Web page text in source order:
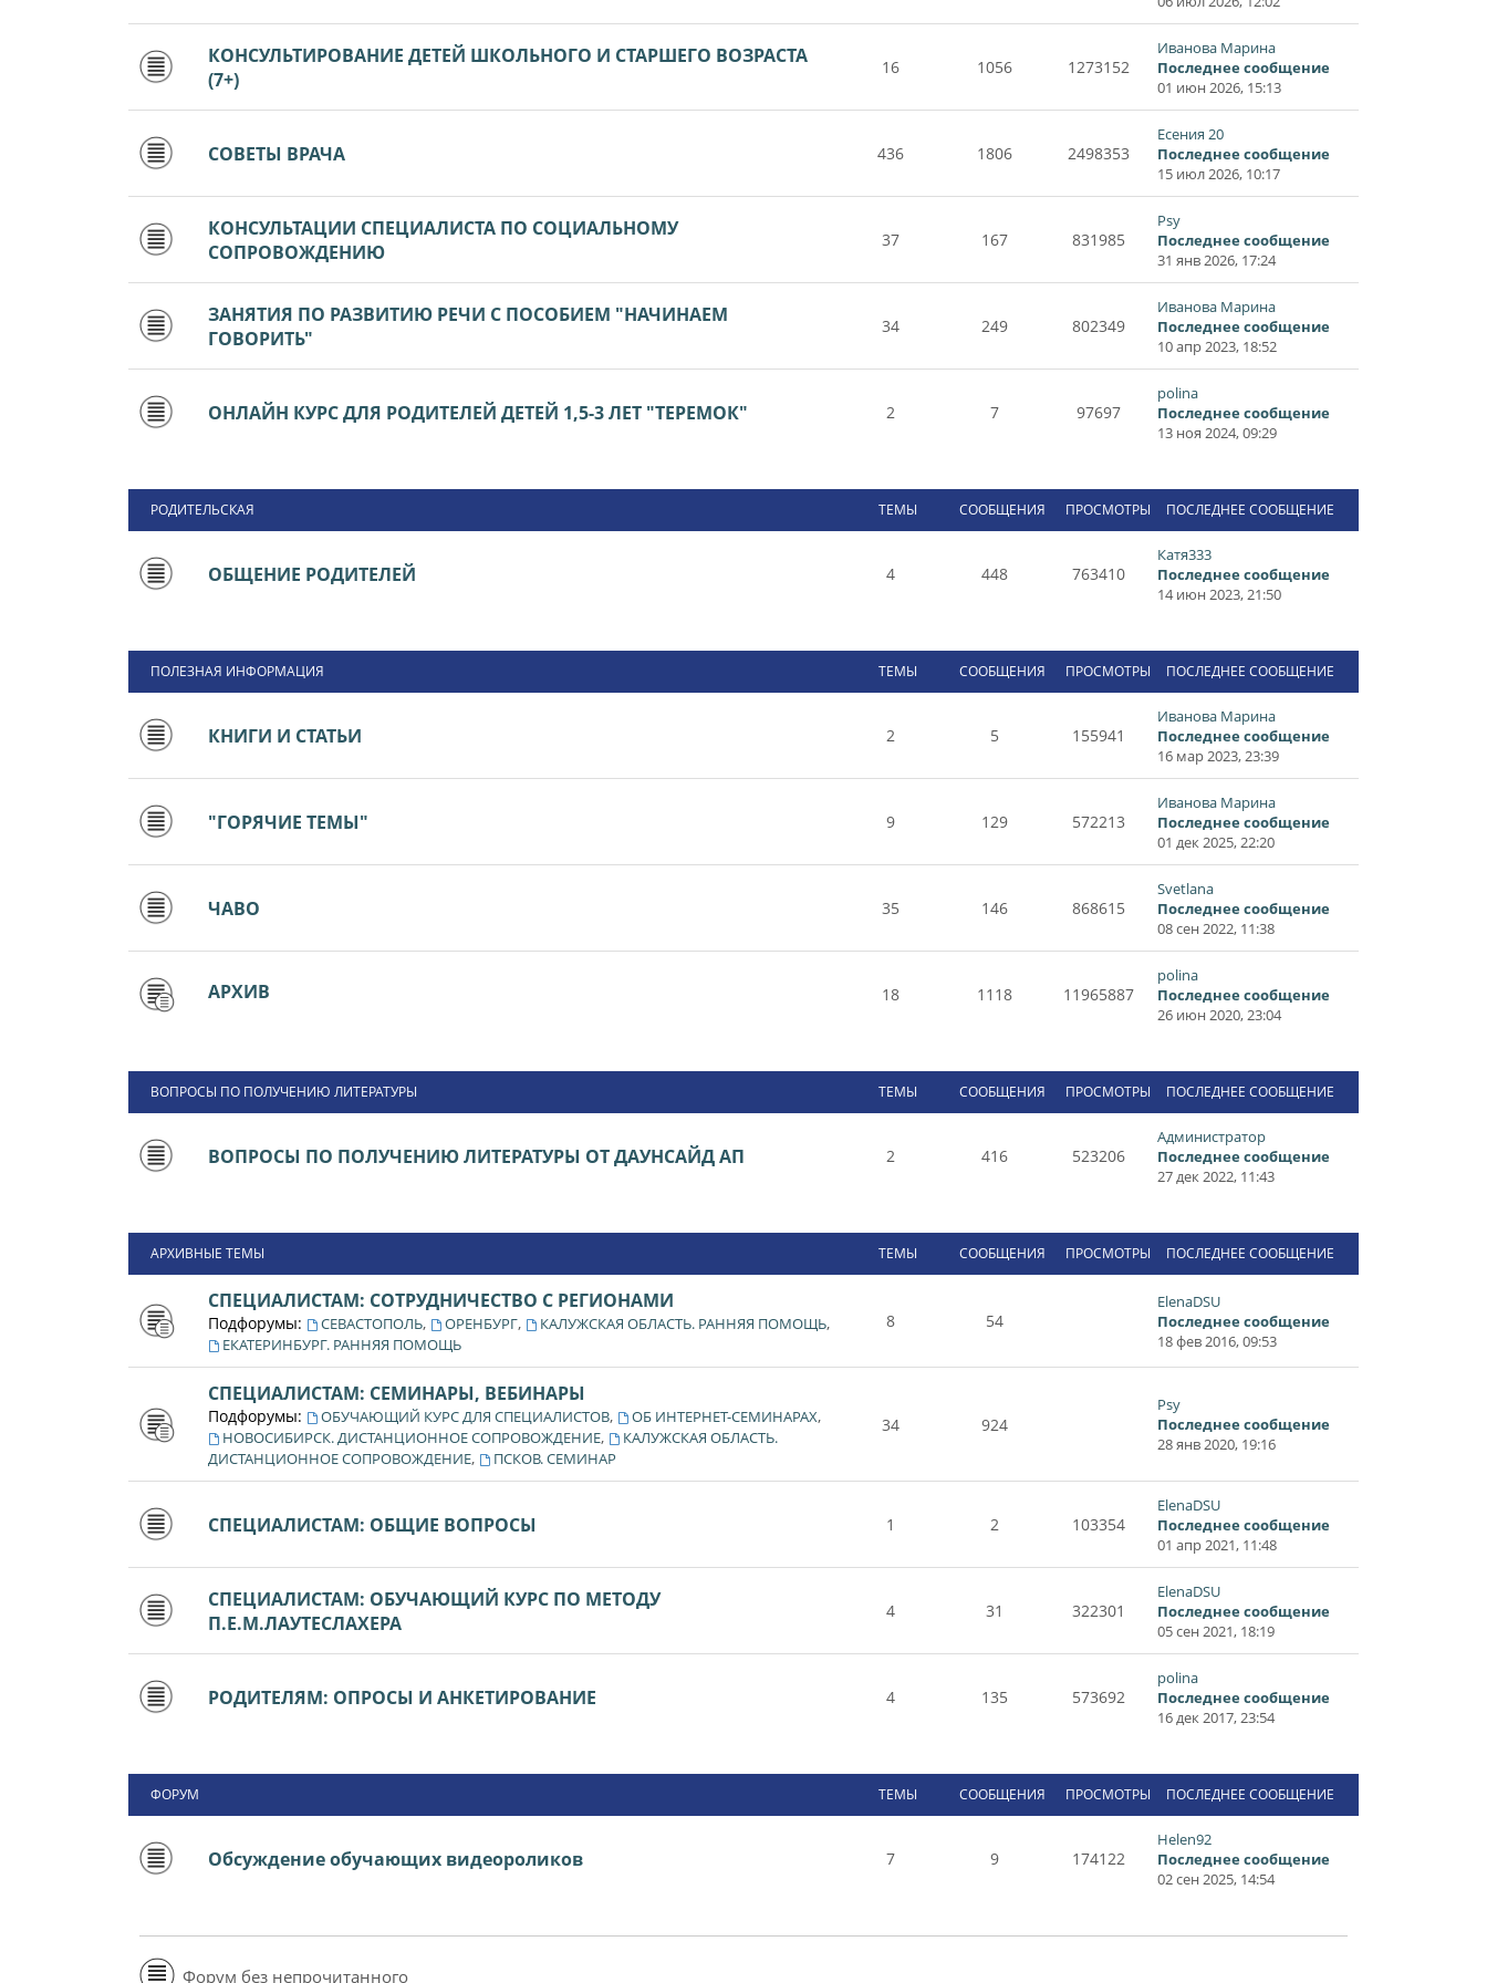
КОНСУЛЬТИРОВАНИЕ ДЕТЕЙ ШКОЛЬНОГО И СТАРШЕГО ВОЗРАСТА
(7+)
16 1056 1273152
Иванова Марина
Последнее сообщение
01 июн 2026, 15:13
СОВЕТЫ ВРАЧА 436 1806 2498353
Есения 20
Последнее сообщение
15 июл 2026, 10:17
КОНСУЛЬТАЦИИ СПЕЦИАЛИСТА ПО СОЦИАЛЬНОМУ
СОПРОВОЖДЕНИЮ
37 167 831985
Psy
Последнее сообщение
31 янв 2026, 17:24
ЗАНЯТИЯ ПО РАЗВИТИЮ РЕЧИ С ПОСОБИЕМ "НАЧИНАЕМ
ГОВОРИТЬ"
34 249 802349
Иванова Марина
Последнее сообщение
10 апр 2023, 18:52
ОНЛАЙН КУРС ДЛЯ РОДИТЕЛЕЙ ДЕТЕЙ 1,5-3 ЛЕТ "ТЕРЕМОК" 2 7 97697
polina
Последнее сообщение
13 ноя 2024, 09:29
РОДИТЕЛЬСКАЯ ТЕМЫ СООБЩЕНИЯ ПРОСМОТРЫ ПОСЛЕДНЕЕ СООБЩЕНИЕ
ОБЩЕНИЕ РОДИТЕЛЕЙ 4 448 763410
Катя333
Последнее сообщение
14 июн 2023, 21:50
ПОЛЕЗНАЯ ИНФОРМАЦИЯ ТЕМЫ СООБЩЕНИЯ ПРОСМОТРЫ ПОСЛЕДНЕЕ СООБЩЕНИЕ
КНИГИ И СТАТЬИ 2 5 155941
Иванова Марина
Последнее сообщение
16 мар 2023, 23:39
"ГОРЯЧИЕ ТЕМЫ" 9 129 572213
Иванова Марина
Последнее сообщение
01 дек 2025, 22:20
ЧАВО 35 146 868615
Svetlana
Последнее сообщение
08 сен 2022, 11:38
АРХИВ 18 1118 11965887
polina
Последнее сообщение
26 июн 2020, 23:04
ВОПРОСЫ ПО ПОЛУЧЕНИЮ ЛИТЕРАТУРЫ ТЕМЫ СООБЩЕНИЯ ПРОСМОТРЫ ПОСЛЕДНЕЕ СООБЩЕНИЕ
ВОПРОСЫ ПО ПОЛУЧЕНИЮ ЛИТЕРАТУРЫ ОТ ДАУНСАЙД АП 2 416 523206
Администратор
Последнее сообщение
27 дек 2022, 11:43
АРХИВНЫЕ ТЕМЫ ТЕМЫ СООБЩЕНИЯ ПРОСМОТРЫ ПОСЛЕДНЕЕ СООБЩЕНИЕ
СПЕЦИАЛИСТАМ: СОТРУДНИЧЕСТВО С РЕГИОНАМИ
Подфорумы: СЕВАСТОПОЛЬ, ОРЕНБУРГ, КАЛУЖСКАЯ ОБЛАСТЬ. РАННЯЯ ПОМОЩЬ,
ЕКАТЕРИНБУРГ. РАННЯЯ ПОМОЩЬ
8 54
ElenaDSU
Последнее сообщение
18 фев 2016, 09:53
СПЕЦИАЛИСТАМ: СЕМИНАРЫ, ВЕБИНАРЫ
Подфорумы: ОБУЧАЮЩИЙ КУРС ДЛЯ СПЕЦИАЛИСТОВ, ОБ ИНТЕРНЕТ-СЕМИНАРАХ,
НОВОСИБИРСК. ДИСТАНЦИОННОЕ СОПРОВОЖДЕНИЕ,
КАЛУЖСКАЯ ОБЛАСТЬ.
ДИСТАНЦИОННОЕ СОПРОВОЖДЕНИЕ, ПСКОВ. СЕМИНАР
34 924
Psy
Последнее сообщение
28 янв 2020, 19:16
СПЕЦИАЛИСТАМ: ОБЩИЕ ВОПРОСЫ 1 2 103354
ElenaDSU
Последнее сообщение
01 апр 2021, 11:48
СПЕЦИАЛИСТАМ: ОБУЧАЮЩИЙ КУРС ПО МЕТОДУ
П.Е.М.ЛАУТЕСЛАХЕРА
4 31 322301
ElenaDSU
Последнее сообщение
05 сен 2021, 18:19
РОДИТЕЛЯМ: ОПРОСЫ И АНКЕТИРОВАНИЕ 4 135 573692
polina
Последнее сообщение
16 дек 2017, 23:54
ФОРУМ ТЕМЫ СООБЩЕНИЯ ПРОСМОТРЫ ПОСЛЕДНЕЕ СООБЩЕНИЕ
Обсуждение обучающих видеороликов 7 9 174122
Helen92
Последнее сообщение
02 сен 2025, 14:54
Форум без непрочитанного